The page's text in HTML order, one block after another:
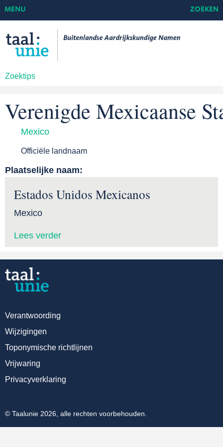
Zoektips
MENU ZOEKEN
Verenigde Mexicaanse
Mexico
Officiële landnaam
Plaatselijke naam:
Estados Unidos Mexicanos
Mexico
Lees verder
Verantwoording
Wijzigingen
Toponymische richtlijnen
Vrijwaring
Privacyverklaring
© Taalunie 2026, alle rechten voorbehouden.